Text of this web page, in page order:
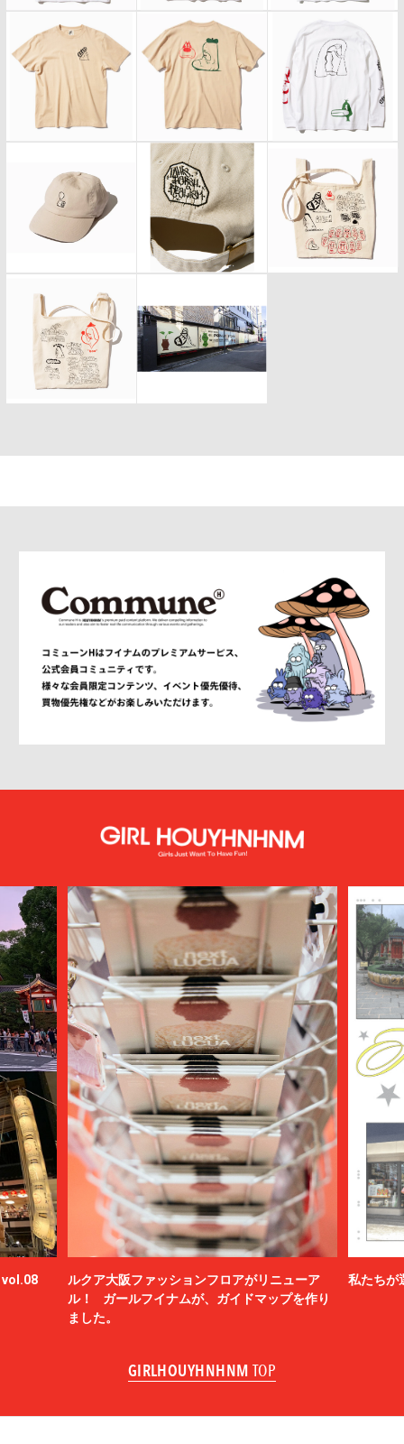
vol.08
ルクア大阪ファッションフロアがリニューア
ル！ ガールフイナムが、ガイドマップを作り
ました。
私たちが
GIRLHOUYHNHNM TOP